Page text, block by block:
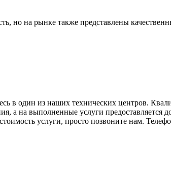
но на рынке также представлены
в один из наших технических центров.
а на выполненные услуги предоставляется
услуги, просто позвоните нам.